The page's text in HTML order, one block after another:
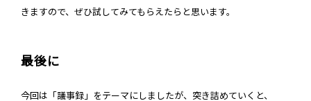
きますので、ぜひ試してみてもらえたらと思います。
最後に
今回は「議事録」をテーマにしましたが、突き詰めていくと、